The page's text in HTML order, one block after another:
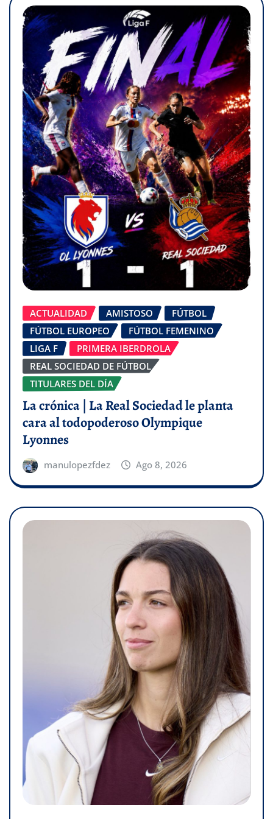
ACTUALIDAD AMISTOSO
FÚTBOL
FÚTBOL EUROPEO
FÚTBOL FEMENINO
LIGA F
PRIMERA IBERDROLA
REAL SOCIEDAD DE FÚTBOL
TITULARES DEL DÍA
La crónica | La Real Sociedad le planta
cara al todopoderoso Olympique
Lyonnes
manulopezfdez Ago 8, 2026